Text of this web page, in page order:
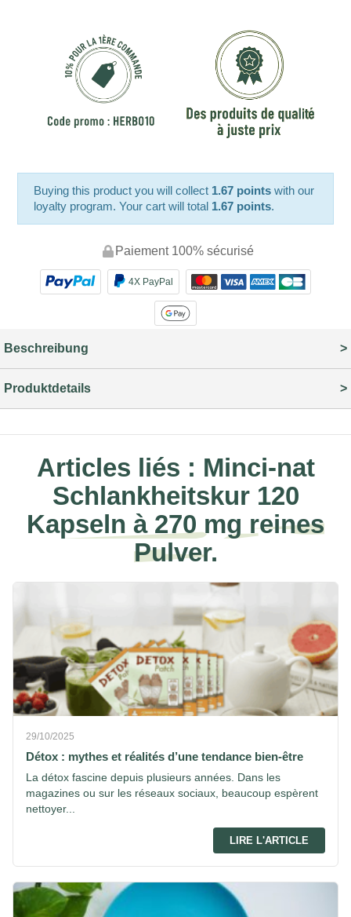
Buying this product you will collect 1.67 points with our
loyalty program. Your cart will total 1.67 points.
Paiement 100% sécurisé
4X PayPal
Beschreibung
Produktdetails
Articles liés : Minci-nat
Schlankheitskur 120
Kapseln à 270 mg reines
Pulver.
29/10/2025
Détox : mythes et réalités d’une tendance bien-être
La détox fascine depuis plusieurs années. Dans les
magazines ou sur les réseaux sociaux, beaucoup espèrent
nettoyer...
LIRE L'ARTICLE